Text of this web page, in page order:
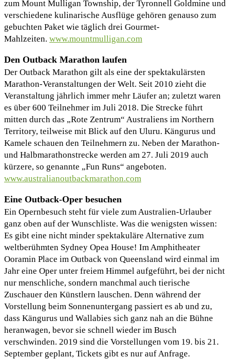
zum Mount Mulligan Township, der Tyronnell Goldmine und
verschiedene kulinarische Ausflüge gehören genauso zum
gebuchten Paket wie täglich drei Gourmet-
Mahlzeiten. www.mountmulligan.com
Den Outback Marathon laufen
Der Outback Marathon gilt als eine der spektakulärsten
Marathon-Veranstaltungen der Welt. Seit 2010 zieht die
Veranstaltung jährlich immer mehr Läufer an; zuletzt waren
es über 600 Teilnehmer im Juli 2018. Die Strecke führt
mitten durch das „Rote Zentrum“ Australiens im Northern
Territory, teilweise mit Blick auf den Uluru. Kängurus und
Kamele schauen den Teilnehmern zu. Neben der Marathon-
und Halbmarathonstrecke werden am 27. Juli 2019 auch
kürzere, so genannte „Fun Runs“ angeboten.
www.australianoutbackmarathon.com
Eine Outback-Oper besuchen
Ein Opernbesuch steht für viele zum Australien-Urlauber
ganz oben auf der Wunschliste. Was die wenigsten wissen:
Es gibt eine nicht minder spektakuläre Alternative zum
weltberühmten Sydney Opea House! Im Amphitheater
Ooramin Place im Outback von Queensland wird einmal im
Jahr eine Oper unter freiem Himmel aufgeführt, bei der nicht
nur menschliche, sondern manchmal auch tierische
Zuschauer den Künstlern lauschen. Denn während der
Vorstellung beim Sonnenuntergang passiert es ab und zu,
dass Kängurus und Wallabies sich ganz nah an die Bühne
heranwagen, bevor sie schnell wieder im Busch
verschwinden. 2019 sind die Vorstellungen vom 19. bis 21.
September geplant, Tickets gibt es nur auf Anfrage.